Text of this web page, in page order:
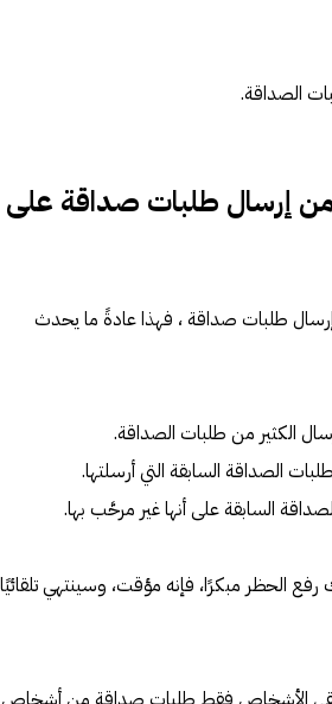
الصداقة.
إرسال طلبات صداقة على
إرسال طلبات صداقة ، فهذا عادةً ما يحدث
الكثير من طلبات الصداقة.
الصداقة السابقة التي أرسلتها.
السابقة على أنها غير مرحَّب بها.
الحظر مبكرًا، فإنه مؤقت، وسينتهي تلقائيًا